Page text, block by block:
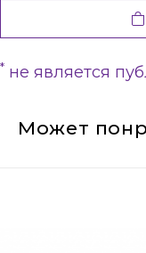
* не является
Может